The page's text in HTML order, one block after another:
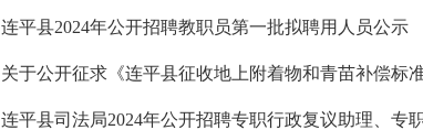
连平县2024年公开招聘教职员第一批拟聘用人员公示
关于公开征求《连平县征收地上附着物和青苗补偿标
连平县司法局2024年公开招聘专职行政复议助理、专